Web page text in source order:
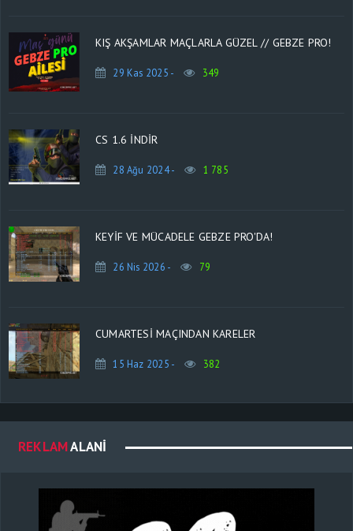
KIŞ AKŞAMLAR MAÇLARLA GÜZEL // GEBZE PRO!
29 Kas 2025 - 349
CS 1.6 INDIR
28 Ağu 2024 - 1 785
KEYİF VE MÜCADELE GEBZE PRO'DA!
26 Nis 2026 - 79
CUMARTESİ MAÇINDAN KARELER
15 Haz 2025 - 382
REKLAMALANI